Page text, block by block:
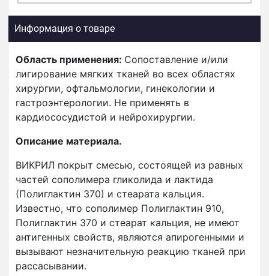
Информация о товаре
Область применения: Сопоставление и/или
лигирование мягких тканей во всех областях
хирургии, офтальмологии, гинекологии и
гастроэнтерологии. Не применять в
кардиососудистой и нейрохирургии.
Описание материала.
ВИКРИЛ покрыт смесью, состоящей из равных
частей сополимера гликолида и лактида
(Полиглактин 370) и стеарата кальция.
Известно, что сополимер Полиглактин 910,
Полиглактин 370 и стеарат кальция, не имеют
антигенных свойств, являются апирогенными и
вызывают незначительную реакцию тканей при
рассасывании.